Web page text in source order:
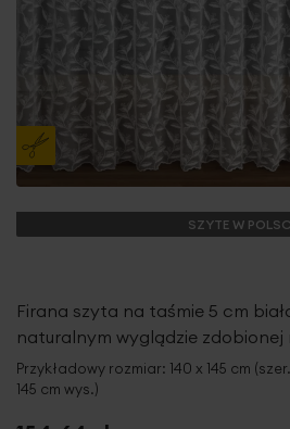
SZYTE W
Firana szyta na taśmie 5 cm
naturalnym wyglądzie
Przykładowy rozmiar: 140 x 145 cm
145 cm wys.)